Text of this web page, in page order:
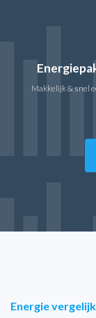
Makkelijk & snel
Energie